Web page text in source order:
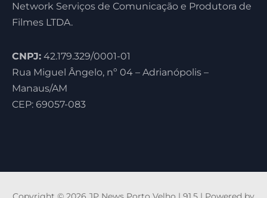
Network Serviços de Comunicação e Produtora de
Filmes LTDA.
CNPJ: 42.179.329/0001-01
Rua Miguel Ângelo, nº 04 – Adrianópolis –
Manaus/AM
CEP: 69057-083